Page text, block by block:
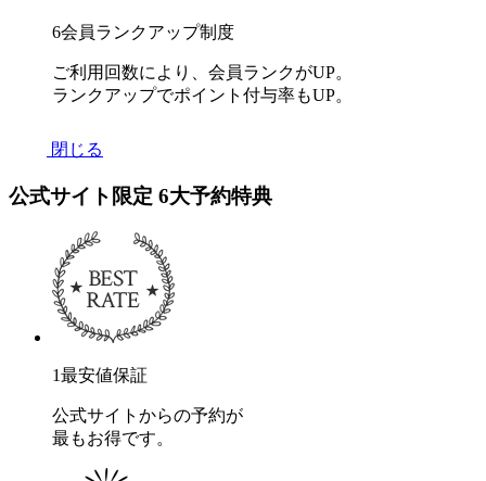
6会員ランクアップ制度
ご利用回数により、会員ランクがUP。
ランクアップでポイント付与率もUP。
閉じる
公式サイト限定 6大予約特典
1最安値保証
公式サイトからの予約が
最もお得です。